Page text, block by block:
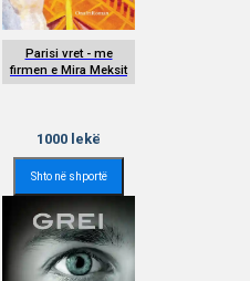
Parisi vret - me
firmen e Mira Meksit
1000 lekë
Shto në shportë